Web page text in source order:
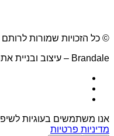
© כל הזכויות שמורות לרותם
Brandale – עיצוב ובניית אתרים
אנו משתמשים בעוגיות
מדיניות פרטיות